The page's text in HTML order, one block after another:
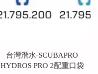
台灣潛水-SCUBAPRO
HYDROS PRO 2配重口袋